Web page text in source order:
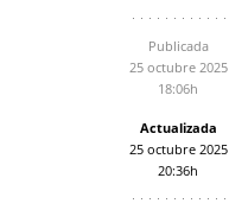
Publicada
25 octubre 2025
18:06h
Actualizada
25 octubre 2025
20:36h